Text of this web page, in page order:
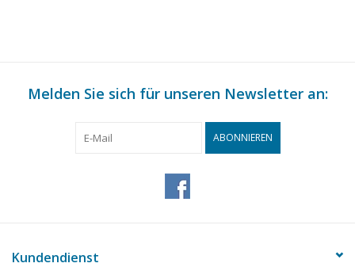
Melden Sie sich für unseren Newsletter an:
ABONNIEREN
Kundendienst